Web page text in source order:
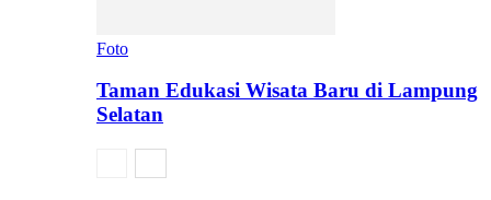
Foto
Taman Edukasi Wisata Baru di Lampung
Selatan